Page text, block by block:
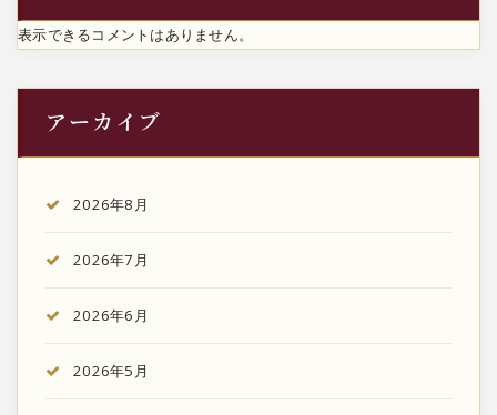
表示できるコメントはありません。
アーカイブ
2026年8月
2026年7月
2026年6月
2026年5月